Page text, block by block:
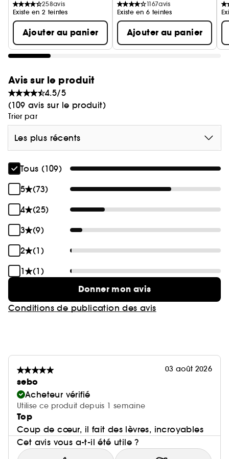
Vegan : Des produits sans ingrédient d’origine
animale.
258avis
Existe en 2 teintes
Ajouter au panier
1167avis
Existe en 6 teintes
Ajouter au panier
Avis sur le produit
4.5/5
(109 avis sur le produit)
Trier par
Les plus récents
Tous (109)
5
(73)
4
(25)
3
(9)
2
(1)
1
(1)
Donner mon avis
Conditions de publication des avis
03 août 2026
sebo
Acheteur vérifié
Utilise ce produit depuis 1 semaine
Top
Coup de cœur, il fait des lèvres, incroyables
Cet avis vous a-t-il été utile ?